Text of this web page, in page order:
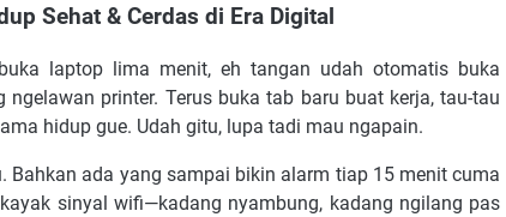
How to Outsmart It
Sehat & Cerdas di Era Digital
laptop lima menit, eh tangan udah otomatis buka
printer. Terus buka tab baru buat kerja, tau-tau
hidup gue. Udah gitu, lupa tadi mau ngapain.
Bahkan ada yang sampai bikin alarm tiap 15 menit cuma
sinyal wifi—kadang nyambung, kadang ngilang pas